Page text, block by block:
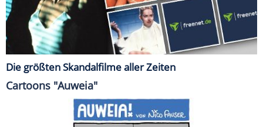
Die größten Skandalfilme aller Zeiten
Cartoons "Auweia"